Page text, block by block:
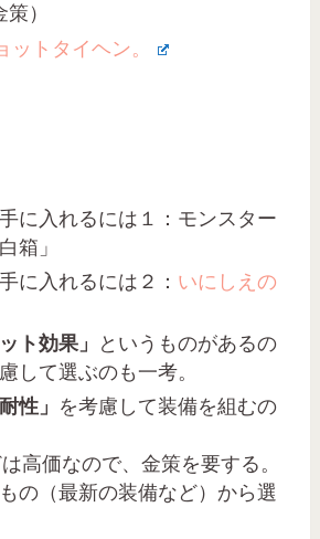
）
ットタイヘン。
に入れるには１：モンスター
箱」
に入れるには２： いにしえの
ト効果」
というものがあるの
して選ぶのも一考。
耐性」 を考慮して装備を組むの
高価なので、金策を要する。
の（最新の装備など）から選